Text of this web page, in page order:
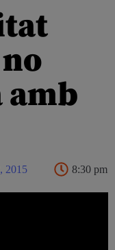
amb
2015 8:30 pm